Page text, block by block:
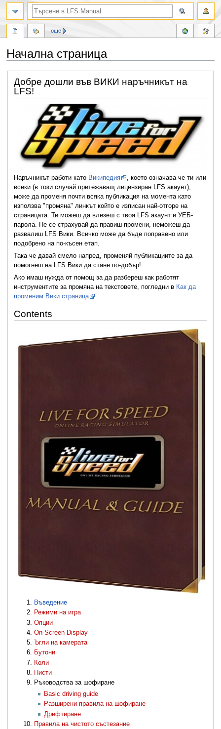
Начална страница
Направо
към
навигацията
Направо
към
търсенето
Добре дошли във ВИКИ наръчникът на
LFS!
Наръчникът работи като Википедия
, което означава че ти или
всеки (в този случай притежаващ лицензиран LFS акаунт),
може да променя почти всяка публикация на момента като
използва "промяна" линкът който е изписан най-отгоре на
страницата. Ти можеш да влезеш с твоя LFS акаунт и УЕБ-
парола. Не се страхувай да правиш промени, неможеш да
развалиш LFS Вики. Всичко може да бъде поправено или
подобрено на по-късен етап.
Така че давай смело напред, променяй публикациите за да
помогнеш на LFS Вики да стане по-добър!
Ако имаш нужда от помощ за да разбереш как работят
инструментите за промяна на текстовете, погледни в Как да
променим Вики страница
Contents
Въведение
Режими на игра
Опции
On-Screen Display
Ъгли на камерата
Бутони
Коли
Писти
Ръководства за шофиране
Basic driving guide
Разширени правила на шофиране
Дрифтиране
Правила на чистото състезание
още